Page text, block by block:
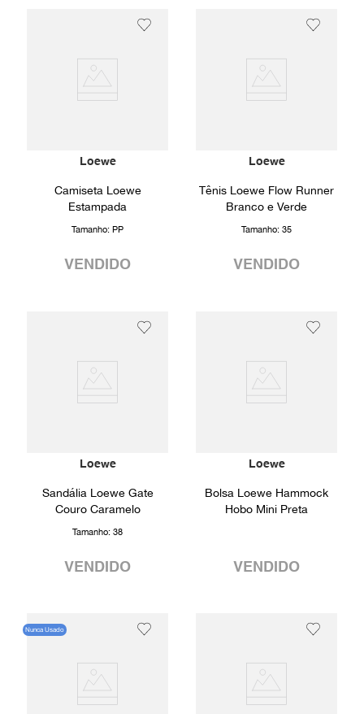
Loewe
Camiseta Loewe
Estampada
Tamanho: PP
VENDIDO
Loewe
Tênis Loewe Flow Runner
Branco e Verde
Tamanho: 35
VENDIDO
Loewe
Sandália Loewe Gate
Couro Caramelo
Tamanho: 38
VENDIDO
Loewe
Bolsa Loewe Hammock
Hobo Mini Preta
VENDIDO
Nunca Usado